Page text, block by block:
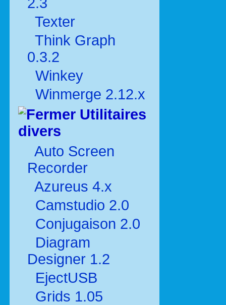
Texter
Think Graph
0.3.2
Winkey
Winmerge 2.12.x
Utilitaires
divers
Auto Screen
Recorder
Azureus 4.x
Camstudio 2.0
Conjugaison 2.0
Diagram
Designer 1.2
EjectUSB
Grids 1.05